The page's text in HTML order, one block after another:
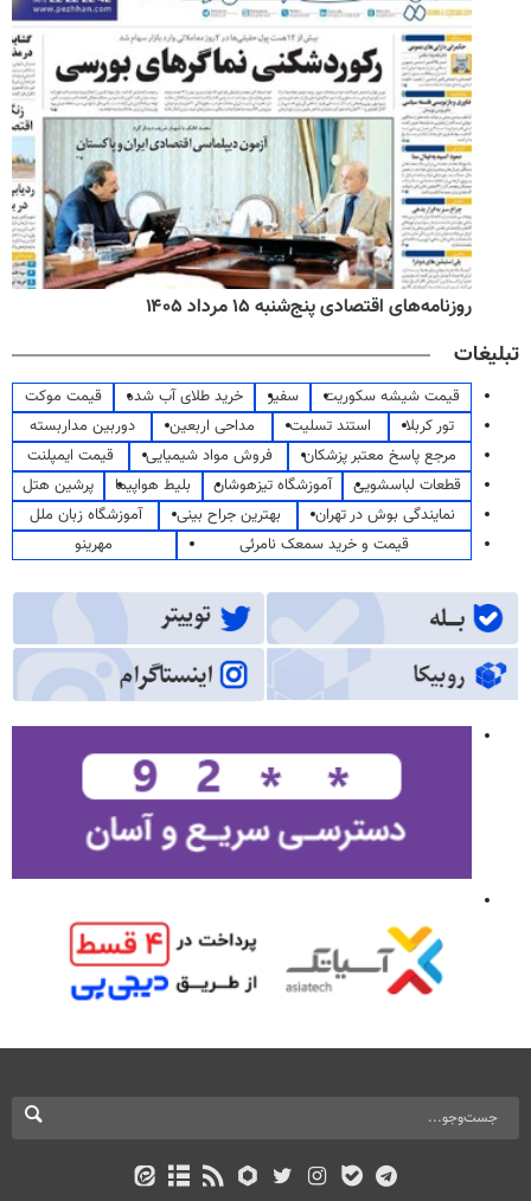
روزنامه‌های اقتصادی پنج‌شنبه ۱۵ مرداد ۱۴۰۵
تبلیغات
قیمت شیشه سکوریت سفیر خرید طلای آب شده
قیمت موکت
تور کربلا
استند تسلیت مداحی اربعین
دوربین مداربسته
مرجع پاسخ معتبر پزشکان
فروش مواد شیمیایی
قیمت ایمپلنت
قطعات لباسشویی
آموزشگاه تیزهوشان بلیط هواپیما
پرشین هتل
نمایندگی بوش در تهران
بهترین جراح بینی
آموزشگاه زبان ملل
قیمت و خرید سمعک نامرئی
مهرینو